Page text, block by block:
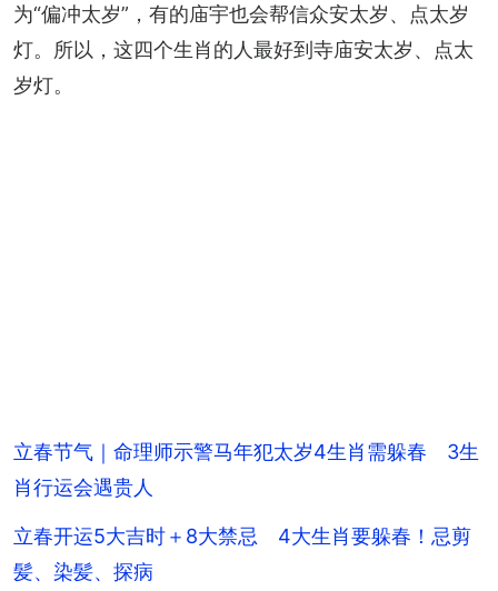
为“偏冲太岁”，有的庙宇也会帮信众安太岁、点太岁
灯。所以，这四个生肖的人最好到寺庙安太岁、点太
岁灯。
立春节气｜命理师示警马年犯太岁4生肖需躲春 3生
肖行运会遇贵人
立春开运5大吉时＋8大禁忌 4大生肖要躲春！忌剪
髪、染髪、探病